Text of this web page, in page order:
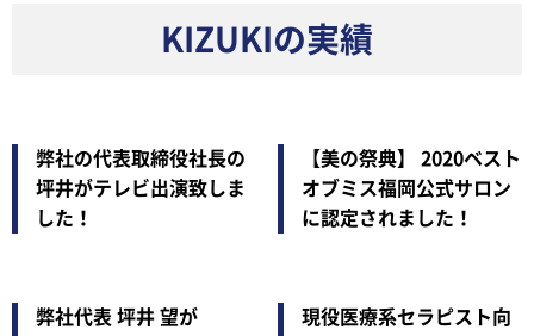
KIZUKIの実績
弊社の代表取締役社長の
坪井がテレビ出演致しま
した！
【美の祭典】 2020ベスト
オブミス福岡公式サロン
に認定されました！
弊社代表 坪井 望が
現役医療系セラピスト向